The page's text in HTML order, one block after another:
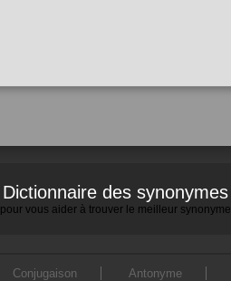
Dictionnaire des synonymes
pour vous aider à trouver le meilleur synonyme
Conjugaison Antonyme